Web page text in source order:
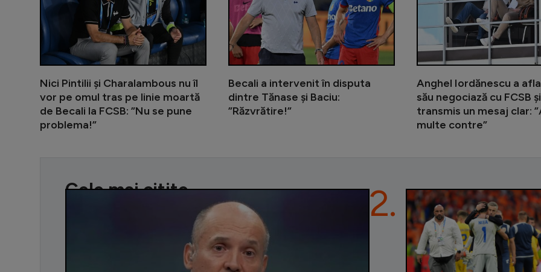
Nici Pintilii și Charalambous nu îl
vor pe omul tras pe linie moartă
de Becali la FCSB: ”Nu se pune
problema!”
Becali a intervenit în disputa
dintre Tănase și Baciu:
”Răzvrătire!”
Anghel Iordănescu a
său negociază cu FCSB
transmis un mesaj clar:
multe contre”
Cele mai citite 2.